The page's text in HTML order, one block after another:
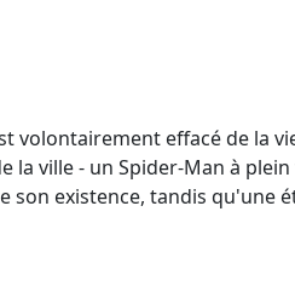
volontairement effacé de la
ville - un Spider-Man à
existence, tandis qu'une